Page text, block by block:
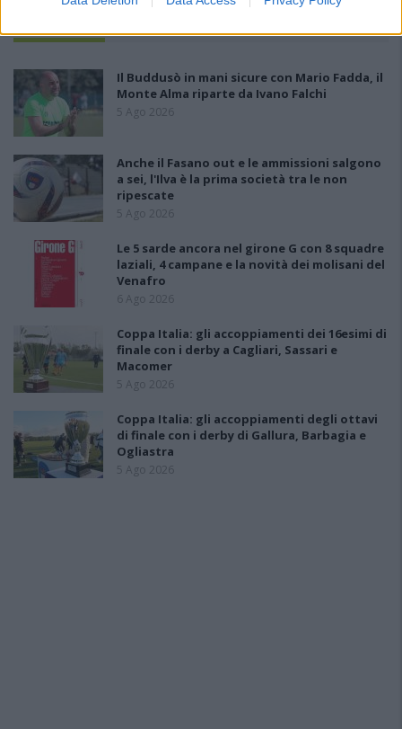
Il Buddusò in mani sicure con Mario Fadda, il
Monte Alma riparte da Ivano Falchi
5 Ago 2026
Anche il Fasano out e le ammissioni salgono
a sei, l'Ilva è la prima società tra le non
ripescate
5 Ago 2026
Le 5 sarde ancora nel girone G con 8 squadre
laziali, 4 campane e la novità dei molisani del
Venafro
6 Ago 2026
Coppa Italia: gli accoppiamenti dei 16esimi di
finale con i derby a Cagliari, Sassari e
Macomer
5 Ago 2026
Coppa Italia: gli accoppiamenti degli ottavi
di finale con i derby di Gallura, Barbagia e
Ogliastra
5 Ago 2026